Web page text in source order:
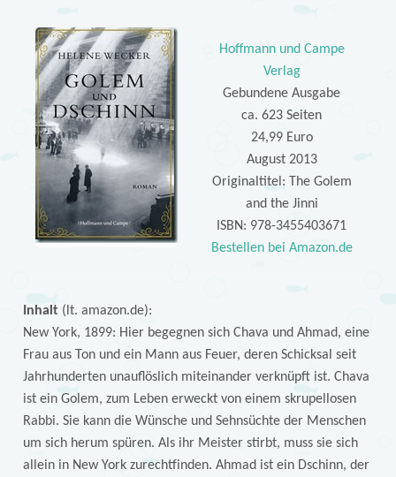
Hoffmann und Campe
Verlag
Gebundene Ausgabe
ca. 623 Seiten
24,99 Euro
August 2013
Originaltitel: The Golem
and the Jinni
ISBN: 978-3455403671
Bestellen bei Amazon.de
Inhalt (lt. amazon.de):
New York, 1899: Hier begegnen sich Chava und Ahmad, eine
Frau aus Ton und ein Mann aus Feuer, deren Schicksal seit
Jahrhunderten unauflöslich miteinander verknüpft ist. Chava
ist ein Golem, zum Leben erweckt von einem skrupellosen
Rabbi. Sie kann die Wünsche und Sehnsüchte der Menschen
um sich herum spüren. Als ihr Meister stirbt, muss sie sich
allein in New York zurechtfinden. Ahmad ist ein Dschinn, der